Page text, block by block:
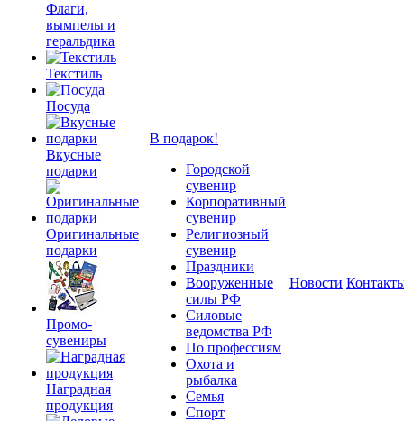
Флаги,
вымпелы и
геральдика
Текстиль
Посуда
Вкусные
подарки
Оригинальные
подарки
Промо-
сувениры
Наградная
продукция
В подарок!
Городской
сувенир
Корпоративный
сувенир
Религиозный
сувенир
Праздники
Вооруженные
силы РФ
Силовые
ведомства РФ
По профессиям
Охота и
рыбалка
Семья
Спорт
Новости